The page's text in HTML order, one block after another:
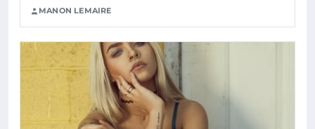
MANON LEMAIRE